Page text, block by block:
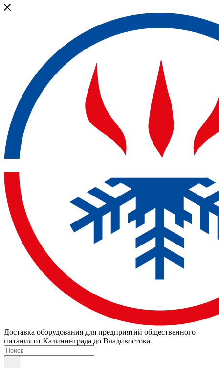
Доставка оборудования для предприятий общественного
питания от Калининграда до Владивостока